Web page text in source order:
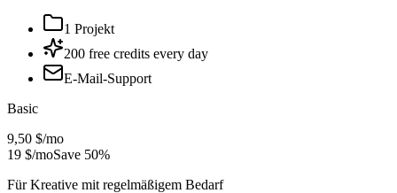
1 Projekt
200 free credits every day
E-Mail-Support
Basic
9,50 $/mo
19 $/moSave 50%
Für Kreative mit regelmäßigem Bedarf